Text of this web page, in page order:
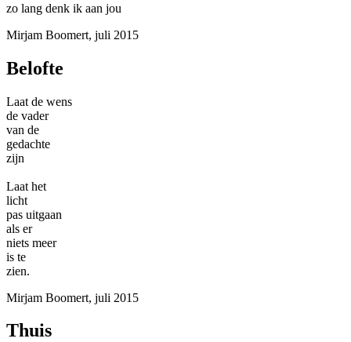
zo lang denk ik aan jou
Mirjam Boomert, juli 2015
Belofte
Laat de wens
de vader
van de
gedachte
zijn
Laat het
licht
pas uitgaan
als er
niets meer
is te
zien.
Mirjam Boomert, juli 2015
Thuis